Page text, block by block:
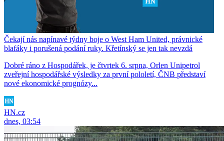
Čekají nás napínavé týdny boje o West Ham United, právnické
blafáky i porušená podání ruky. Křetínský se jen tak nevzdá
Dobré ráno z Hospodářek, je čtvrtek 6. srpna, Orlen Unipetrol
zveřejní hospodářské výsledky za první pololetí, ČNB představí
nové ekonomické prognózy...
HN.cz
dnes, 03:54